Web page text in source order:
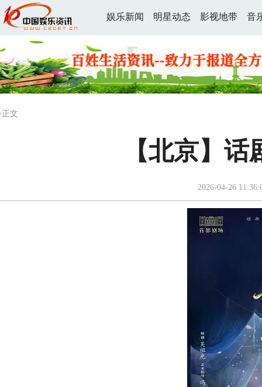
娱乐新闻 明星动态 影视地带 音
文
【北京】
2026-04-26